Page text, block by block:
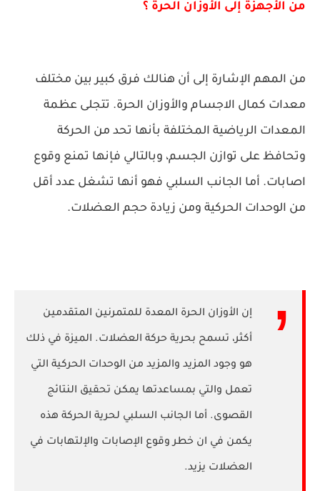
من الأجهزة إلى ​​الأوزان الحرة ؟
من المهم الإشارة إلى أن هنالك فرق كبير بين مختلف
معدات كمال الاجسام والأوزان الحرة. تتجلى عظمة
المعدات الرياضية المختلفة بأنها تحد من الحركة
وتحافظ على توازن الجسم، وبالتالي فإنها تمنع وقوع
اصابات. أما الجانب السلبي فهو أنها تشغل عدد أقل
من الوحدات الحركية ومن زيادة حجم العضلات.
إن الأوزان الحرة المعدة للمتمرنين المتقدمين
أكثر، تسمح بحرية حركة العضلات. الميزة في ذلك
هو وجود المزيد والمزيد من الوحدات الحركية التي
تعمل والتي بمساعدتها يمكن تحقيق النتائج
القصوى. أما الجانب السلبي لحرية الحركة هذه
يكمن في ان خطر وقوع الإصابات والإلتهابات في
العضلات يزيد.